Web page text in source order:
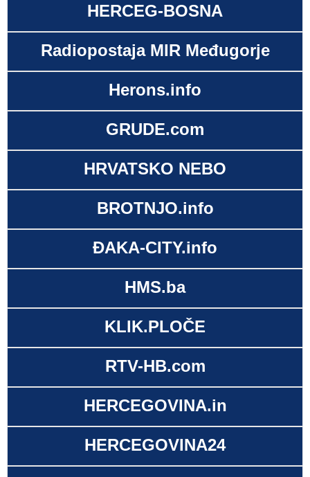
HERCEG-BOSNA
Radiopostaja MIR Međugorje
Herons.info
GRUDE.com
HRVATSKO NEBO
BROTNJO.info
ĐAKA-CITY.info
HMS.ba
KLIK.PLOČE
RTV-HB.com
HERCEGOVINA.in
HERCEGOVINA24